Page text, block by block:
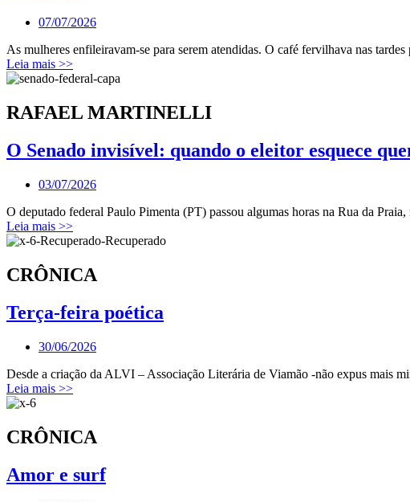
07/07/2026
As mulheres enfileiravam-se para serem atendidas. O café fervilhava nas
Leia mais >>
RAFAEL MARTINELLI
O Senado invisível: quando o eleitor esquece
03/07/2026
O deputado federal Paulo Pimenta (PT) passou algumas horas na Rua da
Leia mais >>
CRÔNICA
Terça-feira poética
30/06/2026
Desde a criação da ALVI – Associação Literária de Viamão -não expus mais
Leia mais >>
CRÔNICA
Amor e surf